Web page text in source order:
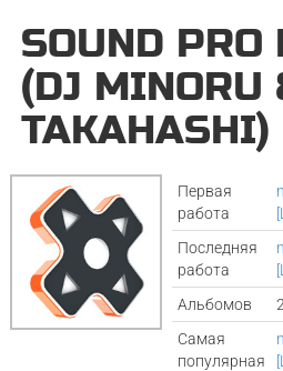
SOUND PRO
(DJ MINORU
TAKAHASHI)
Первая
работа
Последняя
работа
Альбомов
2
Самая
популярная